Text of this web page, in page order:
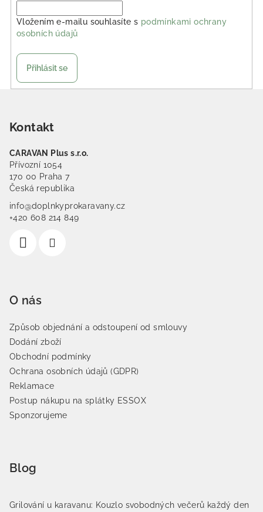
Vložením e-mailu souhlasíte s podmínkami ochrany
osobních údajů
Přihlásit se
Kontakt
CARAVAN Plus s.r.o.
Přívozní 1054
170 00 Praha 7
Česká republika
info@doplnkyprokaravany.cz
+420 608 214 849
O nás
Způsob objednání a odstoupení od smlouvy
Dodání zboží
Obchodní podmínky
Ochrana osobních údajů (GDPR)
Reklamace
Postup nákupu na splátky ESSOX
Sponzorujeme
Blog
Grilování u karavanu: Kouzlo svobodných večerů každý den